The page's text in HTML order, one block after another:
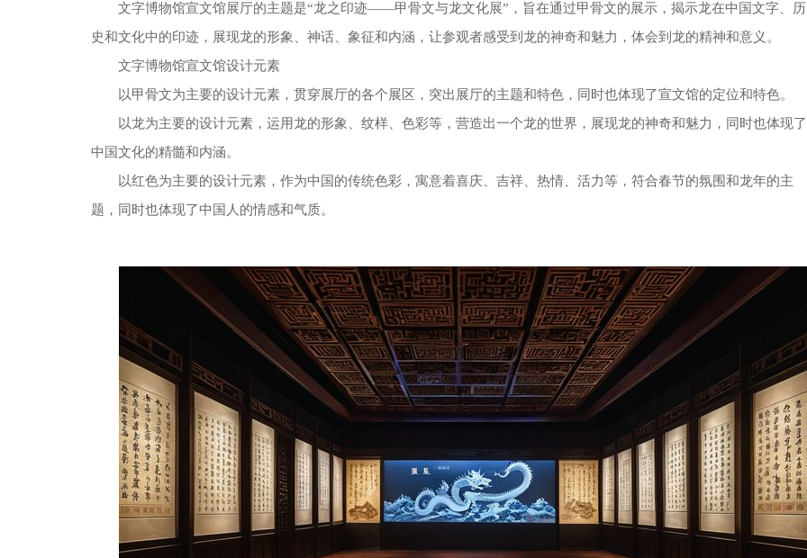
文字博物馆宣文馆展厅的主题是“龙之印迹——甲骨文与龙文化展”，旨在通过甲骨文的展示，揭示龙在中国文字、历
史和文化中的印迹，展现龙的形象、神话、象征和内涵，让参观者感受到龙的神奇和魅力，体会到龙的精神和意义。
文字博物馆宣文馆设计元素
以甲骨文为主要的设计元素，贯穿展厅的各个展区，突出展厅的主题和特色，同时也体现了宣文馆的定位和特色。
以龙为主要的设计元素，运用龙的形象、纹样、色彩等，营造出一个龙的世界，展现龙的神奇和魅力，同时也体现了
中国文化的精髓和内涵。
以红色为主要的设计元素，作为中国的传统色彩，寓意着喜庆、吉祥、热情、活力等，符合春节的氛围和龙年的主
题，同时也体现了中国人的情感和气质。